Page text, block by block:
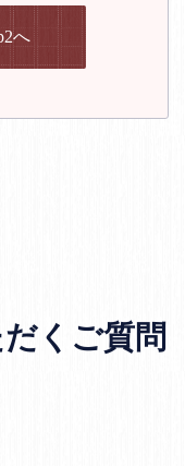
へ
くご質問